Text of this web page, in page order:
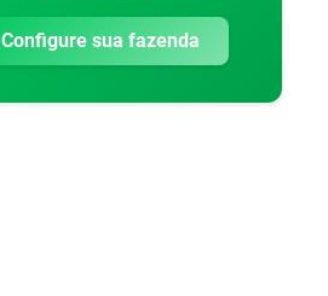
Configure sua fazenda